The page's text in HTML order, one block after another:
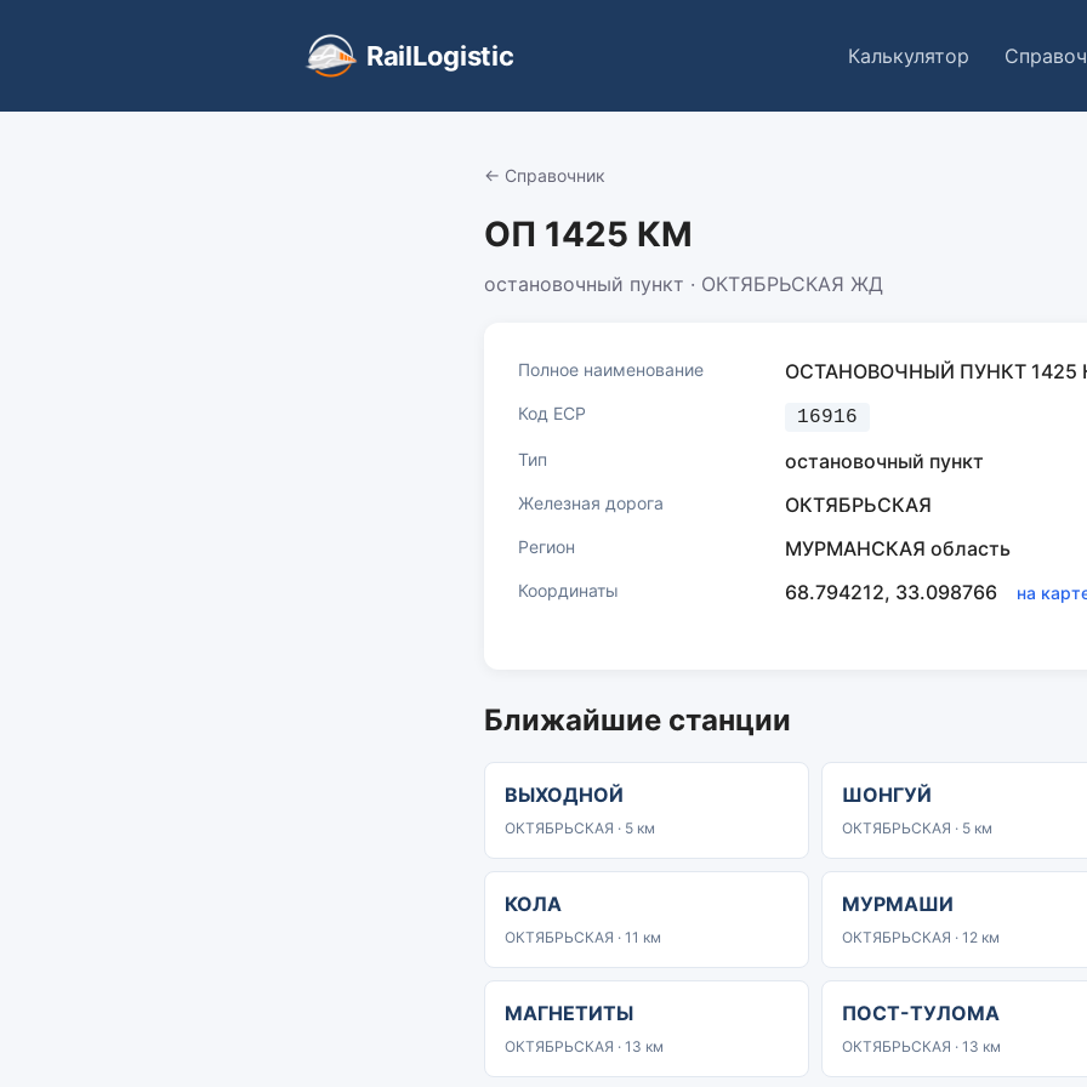
RailLogistic Калькулятор
← Справочник
ОП 1425 КМ
остановочный пункт · ОКТЯБРЬСКАЯ ЖД
Полное наименование ОСТАНОВОЧНЫЙ ПУНКТ 1425
Код ЕСР 16916
Тип остановочный пункт
Железная дорога ОКТЯБРЬСКАЯ
Регион МУРМАНСКАЯ область
Координаты 68.794212, 33.098766 на
Ближайшие станции
ВЫХОДНОЙ
ОКТЯБРЬСКАЯ · 5 км
ШОНГУЙ
ОКТЯБРЬСКАЯ · 5 км
КОЛА
ОКТЯБРЬСКАЯ · 11 км
МУРМАШИ
ОКТЯБРЬСКАЯ · 12 км
МАГНЕТИТЫ
ОКТЯБРЬСКАЯ · 13 км
ПОСТ-ТУЛОМА
ОКТЯБРЬСКАЯ · 13 км